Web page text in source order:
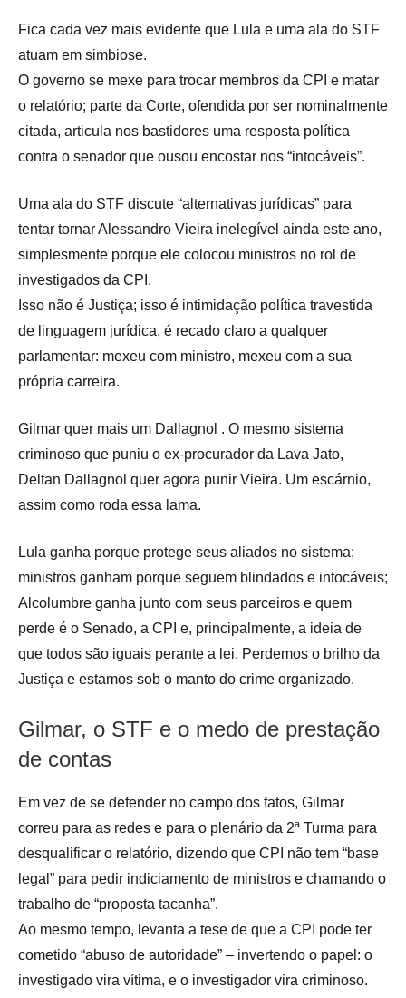
Fica cada vez mais evidente que Lula e uma ala do STF
atuam em simbiose.
O governo se mexe para trocar membros da CPI e matar
o relatório; parte da Corte, ofendida por ser nominalmente
citada, articula nos bastidores uma resposta política
contra o senador que ousou encostar nos “intocáveis”.
Uma ala do STF discute “alternativas jurídicas” para
tentar tornar Alessandro Vieira inelegível ainda este ano,
simplesmente porque ele colocou ministros no rol de
investigados da CPI.
Isso não é Justiça; isso é intimidação política travestida
de linguagem jurídica, é recado claro a qualquer
parlamentar: mexeu com ministro, mexeu com a sua
própria carreira.
Gilmar quer mais um Dallagnol . O mesmo sistema
criminoso que puniu o ex-procurador da Lava Jato,
Deltan Dallagnol quer agora punir Vieira. Um escárnio,
assim como roda essa lama.
Lula ganha porque protege seus aliados no sistema;
ministros ganham porque seguem blindados e intocáveis;
Alcolumbre ganha junto com seus parceiros e quem
perde é o Senado, a CPI e, principalmente, a ideia de
que todos são iguais perante a lei. Perdemos o brilho da
Justiça e estamos sob o manto do crime organizado.
Gilmar, o STF e o medo de prestação
de contas
Em vez de se defender no campo dos fatos, Gilmar
correu para as redes e para o plenário da 2ª Turma para
desqualificar o relatório, dizendo que CPI não tem “base
legal” para pedir indiciamento de ministros e chamando o
trabalho de “proposta tacanha”.
Ao mesmo tempo, levanta a tese de que a CPI pode ter
cometido “abuso de autoridade” – invertendo o papel: o
investigado vira vítima, e o investigador vira criminoso.